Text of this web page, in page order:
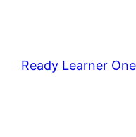
Ready Learner One